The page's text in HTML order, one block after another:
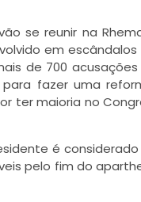
se reunir na
em
de 700
fazer uma
ter maioria no
é
pelo fim do